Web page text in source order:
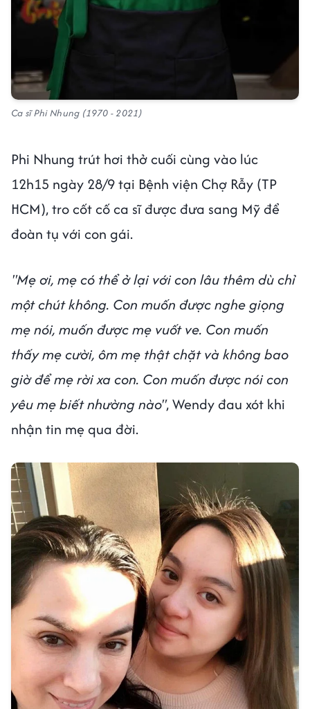
Ca sĩ Phi Nhung (1970 - 2021)
Phi Nhung trút hơi thở cuối cùng vào lúc
12h15 ngày 28/9 tại Bệnh viện Chợ Rẫy (TP
HCM), tro cốt cố ca sĩ được đưa sang Mỹ để
đoàn tụ với con gái.
"Mẹ ơi, mẹ có thể ở lại với con lâu thêm dù chỉ
một chút không. Con muốn được nghe giọng
mẹ nói, muốn được mẹ vuốt ve. Con muốn
thấy mẹ cười, ôm mẹ thật chặt và không bao
giờ để mẹ rời xa con. Con muốn được nói con
yêu mẹ biết nhường nào", Wendy đau xót khi
nhận tin mẹ qua đời.